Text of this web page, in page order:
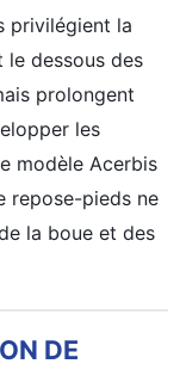
privilégient la
dessous des
prolongent
les
modèle Acerbis
repose-pieds ne
la boue et des
DE